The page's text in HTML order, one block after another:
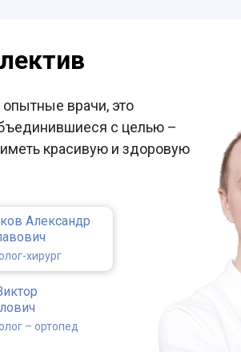
опытные врачи, это
с целью –
красивую и здоровую
Александр
хирург
– ортопед